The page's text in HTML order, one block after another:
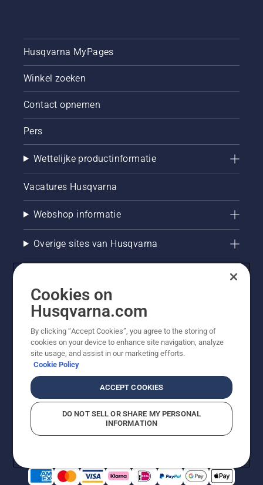
Husqvarna MyPages
Winkel zoeken
Contact opnemen
Pers
Wettelijke productinformatie
Vacatures Husqvarna
Webshop informatie
Overige sites van Husqvarna
© Husqvarna AB (publ). Alle rechten voorbehouden. De
getoonde prijzen zijn consumentenadviesprijzen. Alle
vermelde prijzen zijn adviesverkoopprijzen (incl. BTW),
tenzij het product beschikbaar is voor directe aankoop.
CookiebeleidGebruiksvoorwaarden Privacyverklaring
Bedrijfsgegevens Report Suspected Violations
Cookies on
Husqvarna.com
By clicking “Accept Cookies”, you agree to the storing of
cookies on your device to enhance site navigation, analyze
site usage, and assist in our marketing efforts.
Cookie Policy
ACCEPT COOKIES
DO NOT SELL OR SHARE MY PERSONAL
INFORMATION